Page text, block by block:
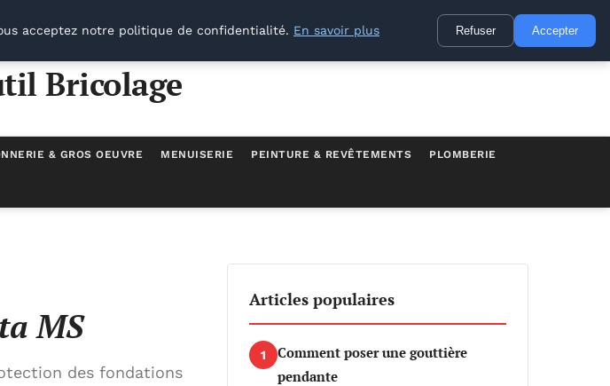
Bricolage
& GROS OEUVRE MENUISERIE PEINTURE & REVÊTEMENTS PLOMBERIE
MS
des fondations
Articles populaires
1
Comment poser une gouttière
pendante
acceptez notre politique de confidentialité. En savoir plus Refuser Accepter